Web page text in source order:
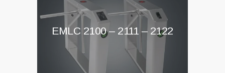
EMLC 2100 – 2111 – 2122